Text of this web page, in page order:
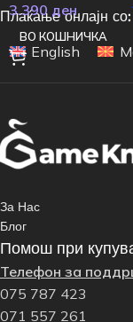
3.390 ден
ВО КОШНИЧКА
Плаќање онлајн со:
English
За Нас
Блог
Помош при
Телефон за
075 787 423
071 557 261